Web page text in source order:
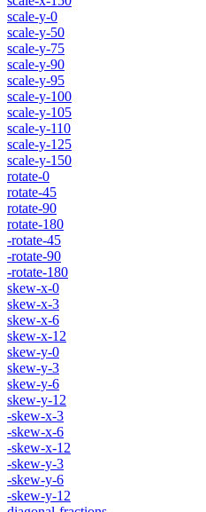
scale-y-0
scale-y-50
scale-y-75
scale-y-90
scale-y-95
scale-y-100
scale-y-105
scale-y-110
scale-y-125
scale-y-150
rotate-0
rotate-45
rotate-90
rotate-180
-rotate-45
-rotate-90
-rotate-180
skew-x-0
skew-x-3
skew-x-6
skew-x-12
skew-y-0
skew-y-3
skew-y-6
skew-y-12
-skew-x-3
-skew-x-6
-skew-x-12
-skew-y-3
-skew-y-6
-skew-y-12